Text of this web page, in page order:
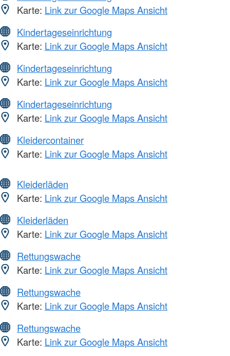
Karte: Link zur Google Maps Ansicht
Kindertageseinrichtung
Karte: Link zur Google Maps Ansicht
Kindertageseinrichtung
Karte: Link zur Google Maps Ansicht
Kindertageseinrichtung
Karte: Link zur Google Maps Ansicht
Kleidercontainer
Karte: Link zur Google Maps Ansicht
Kleiderläden
Karte: Link zur Google Maps Ansicht
Kleiderläden
Karte: Link zur Google Maps Ansicht
Rettungswache
Karte: Link zur Google Maps Ansicht
Rettungswache
Karte: Link zur Google Maps Ansicht
Rettungswache
Karte: Link zur Google Maps Ansicht